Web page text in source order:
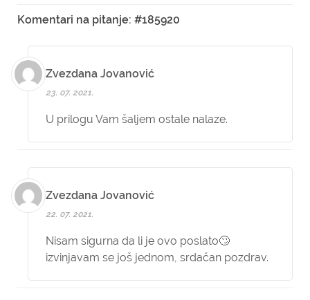
Komentari na pitanje: #185920
Zvezdana Jovanović
23. 07. 2021.
U prilogu Vam šaljem ostale nalaze.
Zvezdana Jovanović
22. 07. 2021.
Nisam sigurna da li je ovo poslato🙄
izvinjavam se još jednom, srdačan pozdrav.